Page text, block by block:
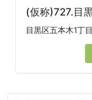
(仮称)727.目
目黒区五本木1丁